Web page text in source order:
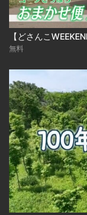
【どさんこ
無料